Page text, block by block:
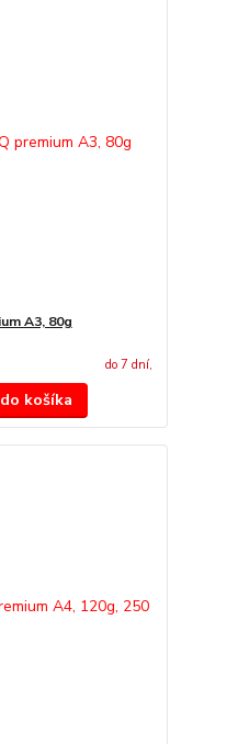
A3, 80g
do 7 dní,
košíka